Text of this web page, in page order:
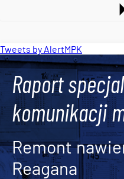
Tweets by AlertMPK
Raport
komunikacji
Remont
Reagana